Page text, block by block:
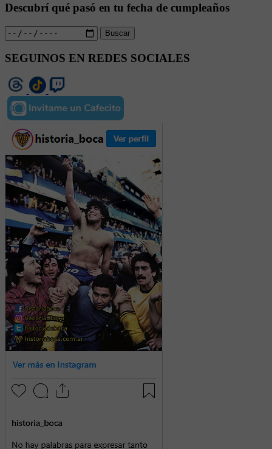
Descubrí qué pasó en tu fecha de cumpleaños
Buscar
SEGUINOS EN REDES SOCIALES